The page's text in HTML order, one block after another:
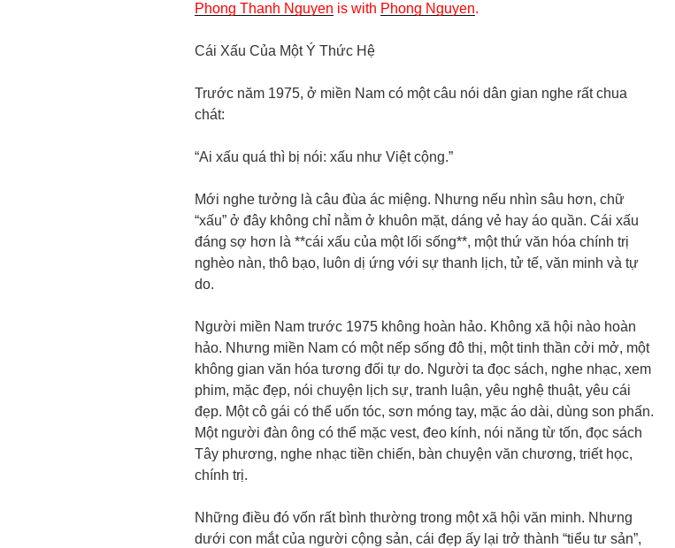
Phong Thanh Nguyen is with Phong Nguyen.
Cái Xấu Của Một Ý Thức Hệ
Trước năm 1975, ở miền Nam có một câu nói dân gian nghe rất chua
chát:
“Ai xấu quá thì bị nói: xấu như Việt cộng.”
Mới nghe tưởng là câu đùa ác miệng. Nhưng nếu nhìn sâu hơn, chữ
“xấu” ở đây không chỉ nằm ở khuôn mặt, dáng vẻ hay áo quần. Cái xấu
đáng sợ hơn là **cái xấu của một lối sống**, một thứ văn hóa chính trị
nghèo nàn, thô bạo, luôn dị ứng với sự thanh lịch, tử tế, văn minh và tự
do.
Người miền Nam trước 1975 không hoàn hảo. Không xã hội nào hoàn
hảo. Nhưng miền Nam có một nếp sống đô thị, một tinh thần cởi mở, một
không gian văn hóa tương đối tự do. Người ta đọc sách, nghe nhạc, xem
phim, mặc đẹp, nói chuyện lịch sự, tranh luận, yêu nghệ thuật, yêu cái
đẹp. Một cô gái có thể uốn tóc, sơn móng tay, mặc áo dài, dùng son phấn.
Một người đàn ông có thể mặc vest, đeo kính, nói năng từ tốn, đọc sách
Tây phương, nghe nhạc tiền chiến, bàn chuyện văn chương, triết học,
chính trị.
Những điều đó vốn rất bình thường trong một xã hội văn minh. Nhưng
dưới con mắt của người cộng sản, cái đẹp ấy lại trở thành “tiểu tư sản”,